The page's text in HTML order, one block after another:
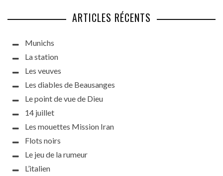
ARTICLES RÉCENTS
Munichs
La station
Les veuves
Les diables de Beausanges
Le point de vue de Dieu
14 juillet
Les mouettes Mission Iran
Flots noirs
Le jeu de la rumeur
L’italien